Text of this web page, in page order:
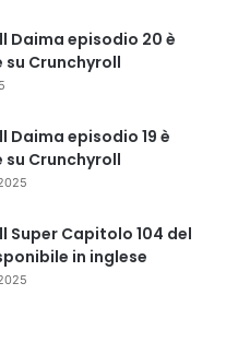
Daima episodio 20 è
Crunchyroll
Daima episodio 19 è
Crunchyroll
Super Capitolo 104 del
in inglese